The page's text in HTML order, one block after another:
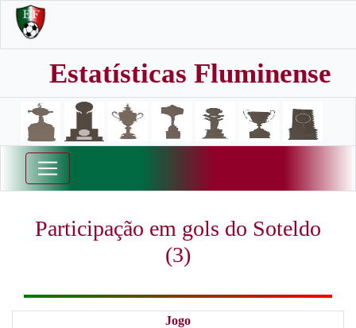
Estatísticas Fluminense
Participação em gols do Soteldo
(3)
Jogo